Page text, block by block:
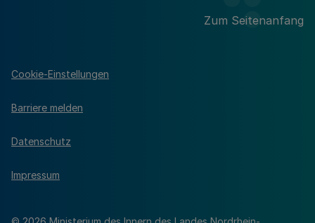
Zum Seitenanfang
Cookie-Einstellungen
Barriere melden
Datenschutz
Impressum